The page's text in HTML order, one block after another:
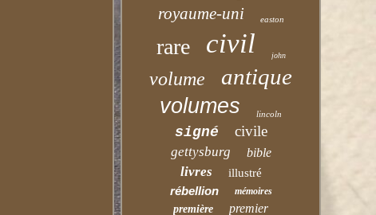
royaume-uni easton
rare civil john
volume antique
volumes lincoln
signé civile
gettysburg bible
livres illustré
rébellion mémoires
première premier